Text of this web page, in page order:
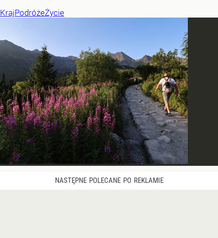
KrajPodróżeŻycie